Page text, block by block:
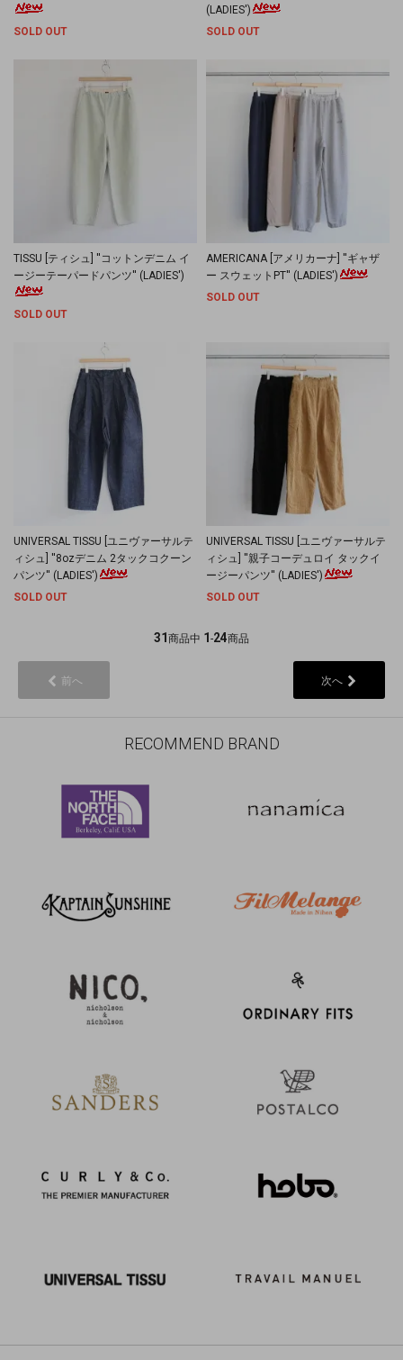
SOLD OUT
(LADIES')
SOLD OUT
TISSU [ティシュ] ''コットンデニム イ
ージーテーパードパンツ'' (LADIES')
SOLD OUT
AMERICANA [アメリカーナ] ''ギャザ
ー スウェットPT'' (LADIES')
SOLD OUT
UNIVERSAL TISSU [ユニヴァーサルテ
ィシュ] ''8ozデニム 2タックコクーン
パンツ'' (LADIES')
SOLD OUT
UNIVERSAL TISSU [ユニヴァーサルテ
ィシュ] ''親子コーデュロイ タックイ
ージーパンツ'' (LADIES')
SOLD OUT
31 商品中 1 -24商品
前へ 次へ
RECOMMEND BRAND